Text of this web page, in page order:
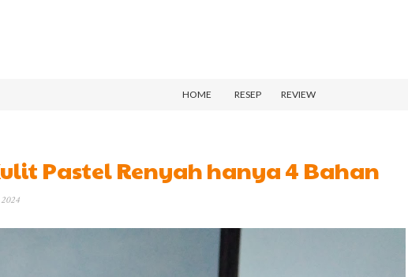
HOME RESEP REVIEW
Pastel Renyah hanya 4 Bahan